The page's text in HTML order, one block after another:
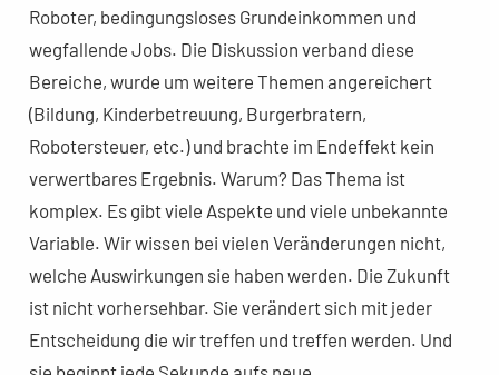
Roboter, bedingungsloses Grundeinkommen und
wegfallende Jobs. Die Diskussion verband diese
Bereiche, wurde um weitere Themen angereichert
(Bildung, Kinderbetreuung, Burgerbratern,
Robotersteuer, etc.) und brachte im Endeffekt kein
verwertbares Ergebnis. Warum? Das Thema ist
komplex. Es gibt viele Aspekte und viele unbekannte
Variable. Wir wissen bei vielen Veränderungen nicht,
welche Auswirkungen sie haben werden. Die Zukunft
ist nicht vorhersehbar. Sie verändert sich mit jeder
Entscheidung die wir treffen und treffen werden. Und